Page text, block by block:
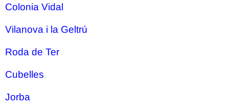
Colonia Vidal
Vilanova i la Geltrú
Roda de Ter
Cubelles
Jorba